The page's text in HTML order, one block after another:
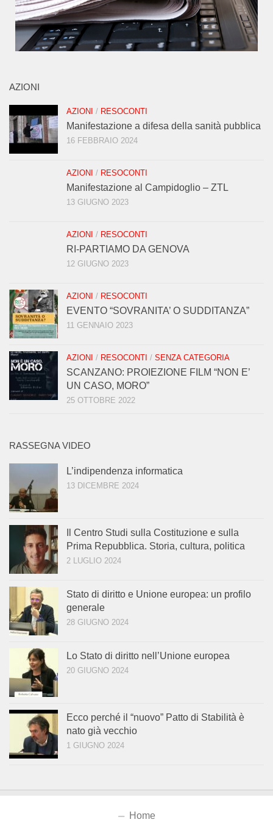
AZIONI
AZIONI / RESOCONTI
Manifestazione a difesa della sanità pubblica
16 FEBBRAIO 2024
AZIONI / RESOCONTI
Manifestazione al Campidoglio – ZTL
13 GIUGNO 2023
AZIONI / RESOCONTI
RI-PARTIAMO DA GENOVA
12 GIUGNO 2023
AZIONI / RESOCONTI
EVENTO “SOVRANITA’ O SUDDITANZA”
11 GENNAIO 2023
AZIONI / RESOCONTI / SENZA CATEGORIA
SCANZANO: PROIEZIONE FILM “NON E’
UN CASO, MORO”
25 OTTOBRE 2022
RASSEGNA VIDEO
L’indipendenza informatica
13 DICEMBRE 2024
Il Centro Studi sulla Costituzione e sulla
Prima Repubblica. Storia, cultura, politica
2 LUGLIO 2024
Stato di diritto e Unione europea: un profilo
generale
28 GIUGNO 2024
Lo Stato di diritto nell’Unione europea
20 GIUGNO 2024
Ecco perché il “nuovo” Patto di Stabilità è
nato già vecchio
1 GIUGNO 2024
Home